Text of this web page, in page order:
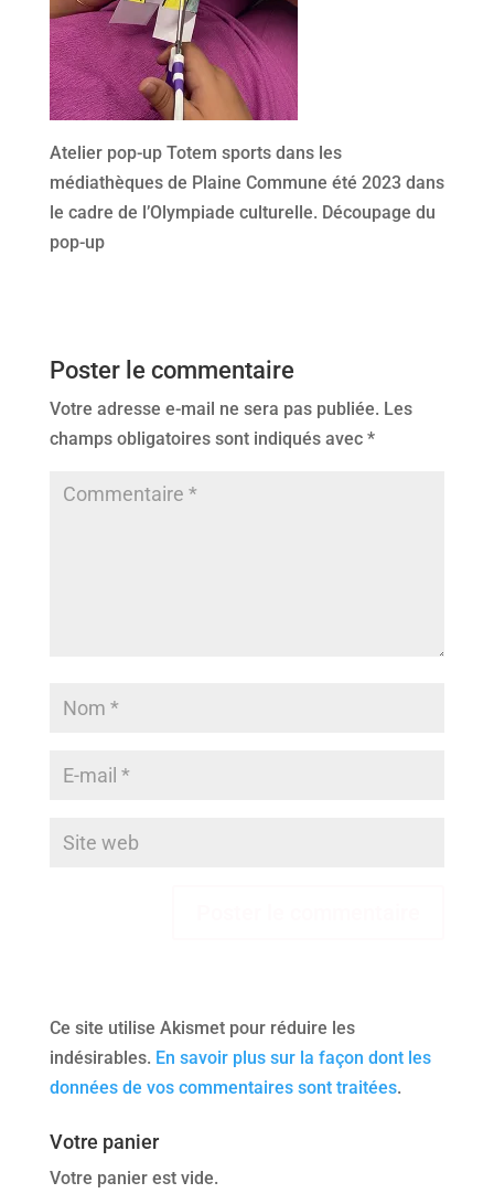
Atelier pop-up Totem sports dans les
médiathèques de Plaine Commune été 2023 dans
le cadre de l’Olympiade culturelle. Découpage du
pop-up
Poster le commentaire
Votre adresse e-mail ne sera pas publiée. Les
champs obligatoires sont indiqués avec *
Ce site utilise Akismet pour réduire les
indésirables. En savoir plus sur la façon dont les
données de vos commentaires sont traitées.
Votre panier
Votre panier est vide.